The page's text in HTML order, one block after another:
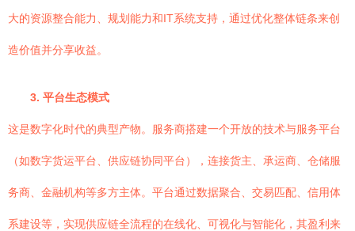
大的资源整合能力、规划能力和IT系统支持，通过优化整体链条来创
造价值并分享收益。
3. 平台生态模式
这是数字化时代的典型产物。服务商搭建一个开放的技术与服务平台
（如数字货运平台、供应链协同平台），连接货主、承运商、仓储服
务商、金融机构等多方主体。平台通过数据聚合、交易匹配、信用体
系建设等，实现供应链全流程的在线化、可视化与智能化，其盈利来